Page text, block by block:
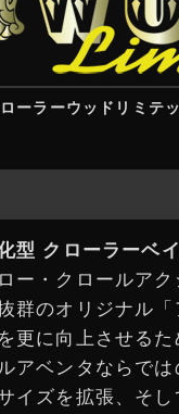
ーラーウッドリミテ
型 クローラーベ
ー・クロールアク
群のオリジナル「
更に向上させる
アベンタならで
イズを拡張、そ